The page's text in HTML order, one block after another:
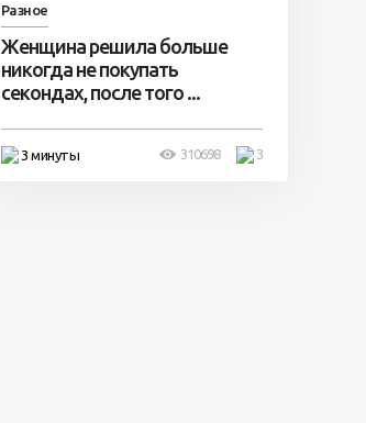
Разное
Женщина решила больше
никогда не покупать
секондах, после того ...
3 минуты 3
310698